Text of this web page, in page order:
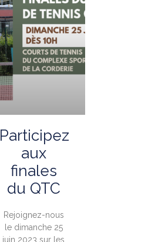
Participez
aux
finales
du QTC
Rejoignez-nous
le dimanche 25
juin 2023 sur les